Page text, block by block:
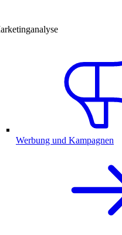
Werbung und Kampagnen